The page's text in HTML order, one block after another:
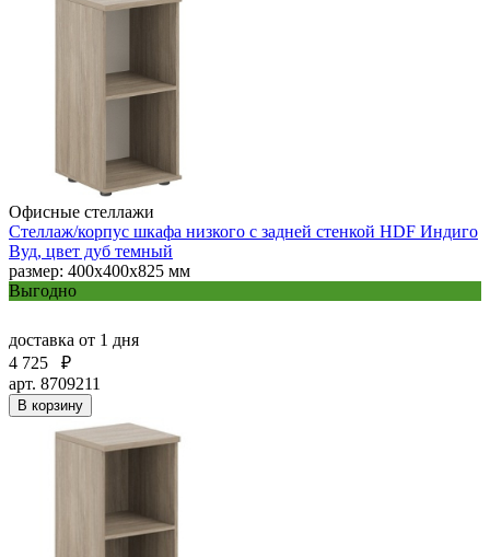
Офисные стеллажи
Стеллаж/корпус шкафа низкого с задней стенкой HDF Индиго
Вуд, цвет дуб темный
размер: 400х400х825 мм
Выгодно
доставка от 1 дня
4 725
₽
арт. 8709211
В корзину